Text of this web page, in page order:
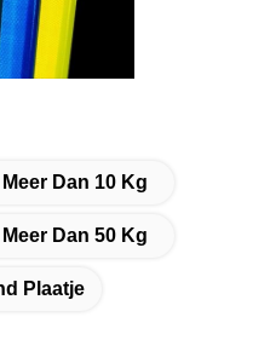
Dan 10 Kg
Dan 50 Kg
Plaatje